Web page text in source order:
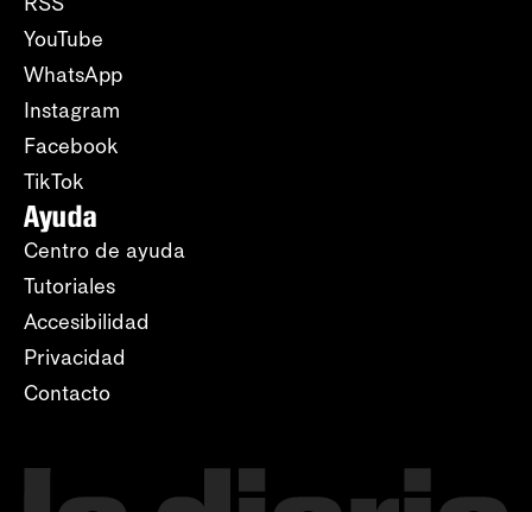
YouTube
WhatsApp
Instagram
Facebook
TikTok
Ayuda
Centro de ayuda
Tutoriales
Accesibilidad
Privacidad
Contacto